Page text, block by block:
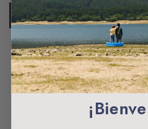
CANTIDAD
− +
Envios gratuitos a partir